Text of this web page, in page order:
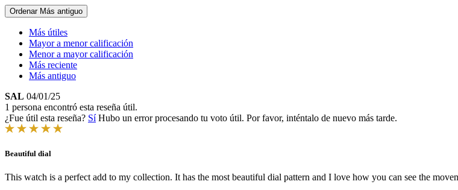
Ordenar Más antiguo
Más útiles
Mayor a menor calificación
Menor a mayor calificación
Más reciente
Más antiguo
SAL 04/01/25
1 persona encontró esta reseña útil.
¿Fue útil esta reseña? Sí Hubo un error procesando tu voto útil. Por favor, inténtalo de nuevo más tarde.
Beautiful dial
This watch is a perfect add to my collection. It has the most beautiful dial pattern and I love how you can see the